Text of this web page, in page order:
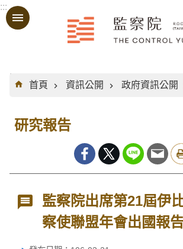
跳到主要內容區塊
:::
:::
首頁
資訊公開 政府資訊公開
研究報告
監察院出席第21屆伊
察使聯盟年會出國報